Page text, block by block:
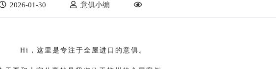
2026-01-30 意俱小编
Hi，这里是专注于全屋进口的意俱。